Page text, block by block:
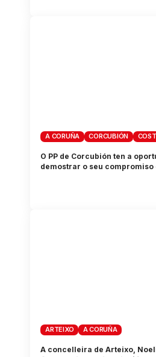
A CORUÑA CORCUBIÓN
O PP de Corcubión ten a
demostrar o seu compromiso
ARTEIXO A CORUÑA
A concelleira de Arteixo,